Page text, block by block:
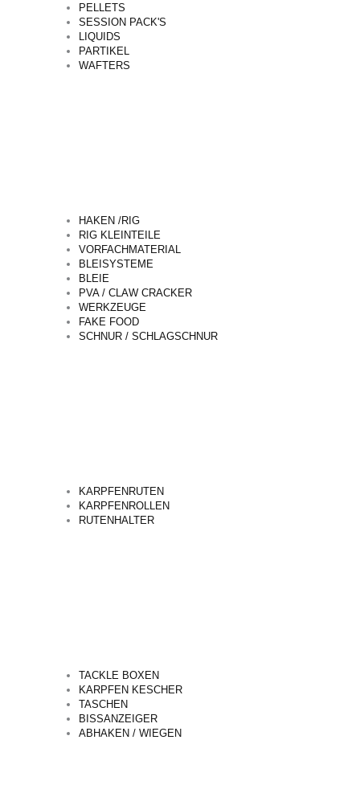
PELLETS
SESSION PACK'S
LIQUIDS
PARTIKEL
WAFTERS
HAKEN /RIG
RIG KLEINTEILE
VORFACHMATERIAL
BLEISYSTEME
BLEIE
PVA / CLAW CRACKER
WERKZEUGE
FAKE FOOD
SCHNUR / SCHLAGSCHNUR
KARPFENRUTEN
KARPFENROLLEN
RUTENHALTER
TACKLE BOXEN
KARPFEN KESCHER
TASCHEN
BISSANZEIGER
ABHAKEN / WIEGEN